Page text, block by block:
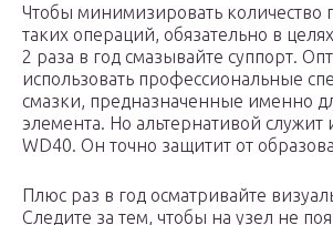
Чтобы минимизировать количество
таких операций, обязательно в
2 раза в год смазывайте суппорт.
использовать профессиональные
смазки, предназначенные именно
элемента. Но альтернативой
WD40. Он точно защитит от
Плюс раз в год осматривайте
Следите за тем, чтобы на узел не